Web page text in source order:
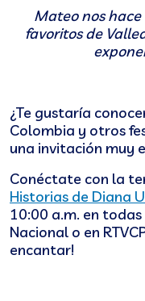
Mateo nos
favoritos de
¿Te gustaría
Colombia y otros
una invitación muy
Conéctate con la
Historias de Diana
10:00 a.m. en
Nacional o en
encantar!